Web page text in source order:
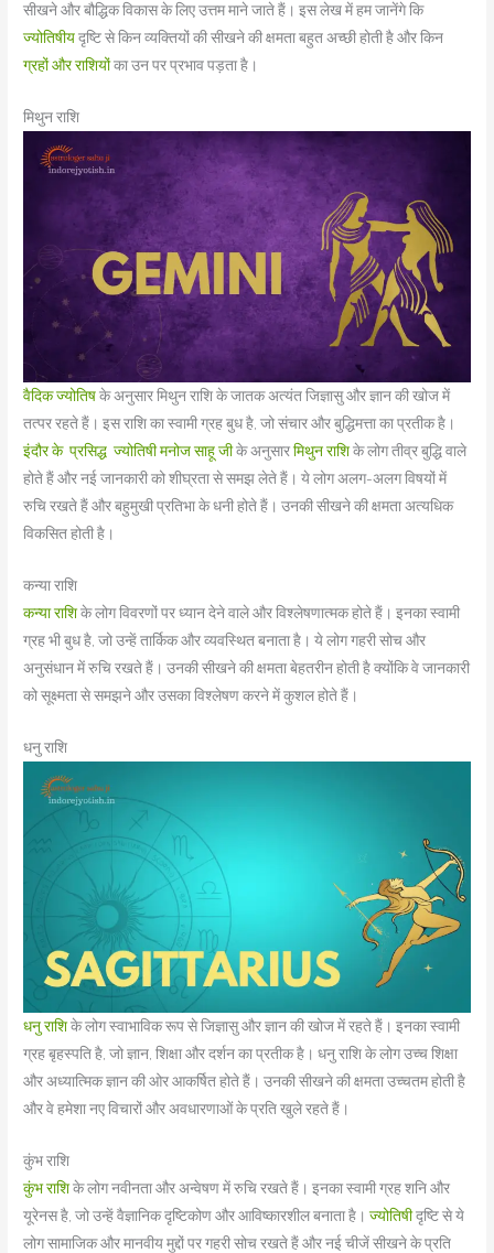
सीखने और बौद्धिक विकास के लिए उत्तम माने जाते हैं। इस लेख में हम जानेंगे कि
ज्योतिषीयदृष्टि से किन व्यक्तियों की सीखने की क्षमता बहुत अच्छी होती है और किन
ग्रहों और राशियोंका उन पर प्रभाव पड़ता है।
मिथुन राशि
वैदिक ज्योतिषके अनुसार मिथुन राशि के जातक अत्यंत जिज्ञासु और ज्ञान की खोज में
तत्पर रहते हैं। इस राशि का स्वामी ग्रह बुध है, जो संचार और बुद्धिमत्ता का प्रतीक है।
इंदौर के प्रसिद्ध ज्योतिषी मनोज साहू जीके अनुसारमिथुन राशिके लोग तीव्र बुद्धि वाले
होते हैं और नई जानकारी को शीघ्रता से समझ लेते हैं। ये लोग अलग-अलग विषयों में
रुचि रखते हैं और बहुमुखी प्रतिभा के धनी होते हैं। उनकी सीखने की क्षमता अत्यधिक
विकसित होती है।
कन्या राशि
कन्या राशिके लोग विवरणों पर ध्यान देने वाले और विश्लेषणात्मक होते हैं। इनका स्वामी
ग्रह भी बुध है, जो उन्हें तार्किक और व्यवस्थित बनाता है। ये लोग गहरी सोच और
अनुसंधान में रुचि रखते हैं। उनकी सीखने की क्षमता बेहतरीन होती है क्योंकि वे जानकारी
को सूक्ष्मता से समझने और उसका विश्लेषण करने में कुशल होते हैं।
धनु राशि
धनु राशिके लोग स्वाभाविक रूप से जिज्ञासु और ज्ञान की खोज में रहते हैं। इनका स्वामी
ग्रह बृहस्पति है, जो ज्ञान, शिक्षा और दर्शन का प्रतीक है। धनु राशि के लोग उच्च शिक्षा
और अध्यात्मिक ज्ञान की ओर आकर्षित होते हैं। उनकी सीखने की क्षमता उच्चतम होती है
और वे हमेशा नए विचारों और अवधारणाओं के प्रति खुले रहते हैं।
कुंभ राशि
कुंभ राशिके लोग नवीनता और अन्वेषण में रुचि रखते हैं। इनका स्वामी ग्रह शनि और
यूरेनस है, जो उन्हें वैज्ञानिक दृष्टिकोण और आविष्कारशील बनाता है।ज्योतिषीदृष्टि से ये
लोग सामाजिक और मानवीय मुद्दों पर गहरी सोच रखते हैं और नई चीजें सीखने के प्रति